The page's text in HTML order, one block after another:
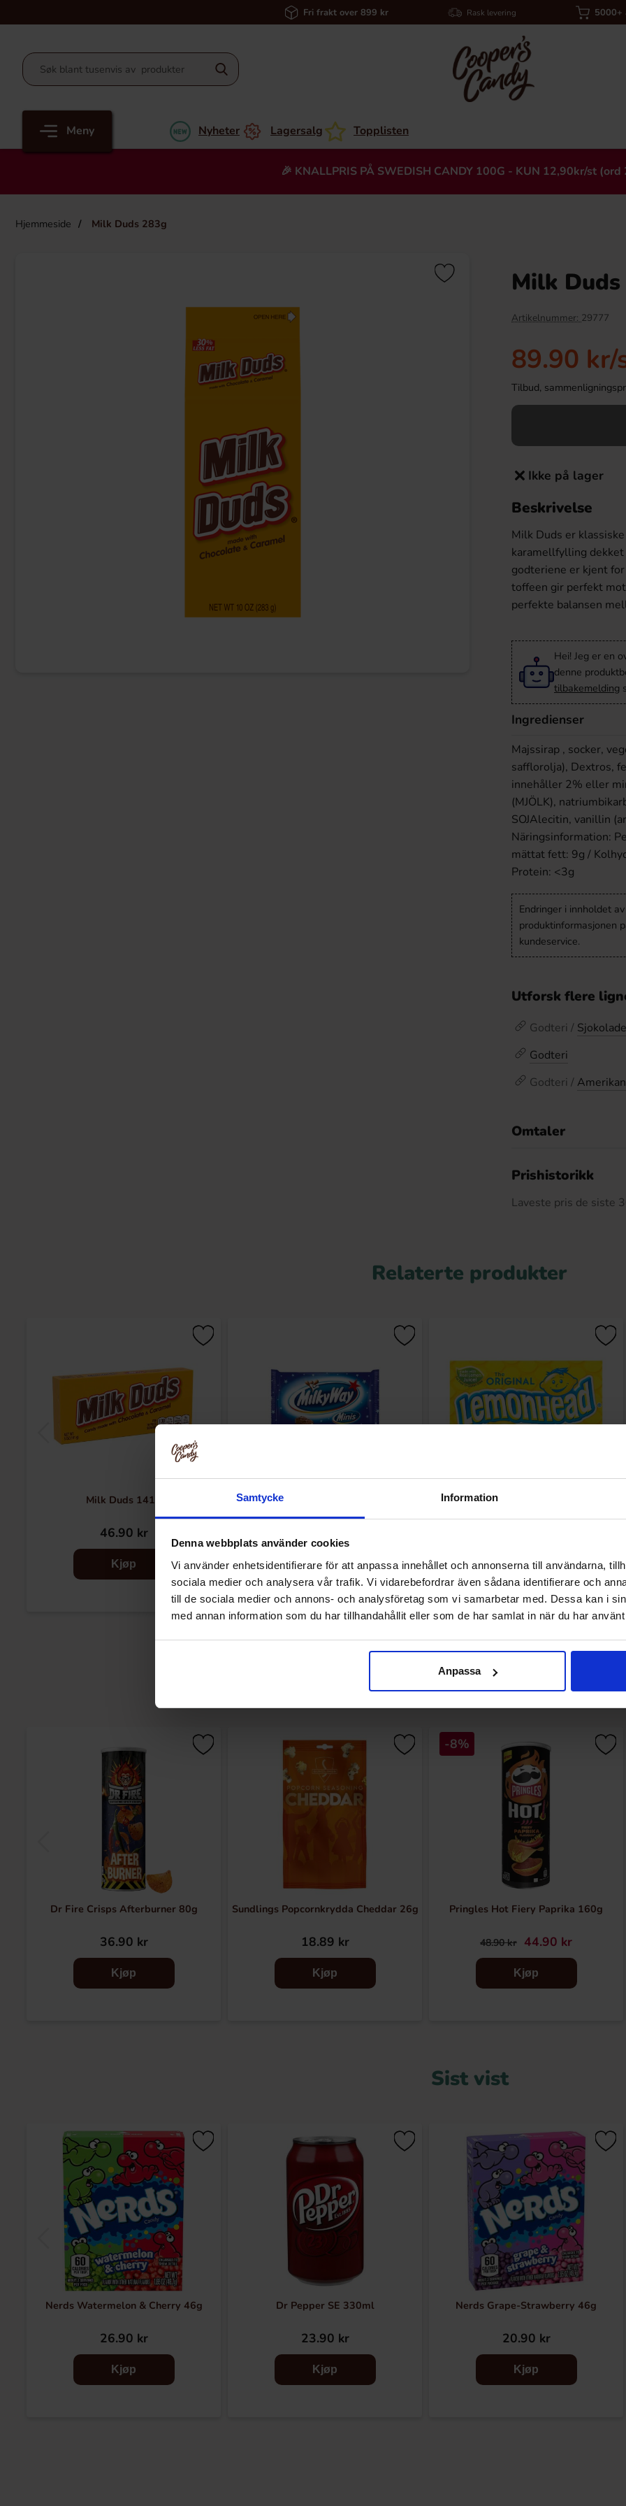
Samtycke Information
Denna webbplats använder cookies
Vi använder enhetsidentifierare för att anpassa innehållet och annonserna till användarna,
sociala medier och analysera vår trafik. Vi vidarebefordrar även sådana identifierare och
till de sociala medier och annons- och analysföretag som vi samarbetar med. Dessa kan i
med annan information som du har tillhandahållit eller som de har samlat in när du har
Anpassa
Fri frakt over 899 kr Rask levering 5000+
Meny Nyheter Lagersalg Topplisten
🎉 KNALLPRIS PÅ SWEDISH CANDY 100G - KUN 12,90kr/st (ord
Hjemmeside Milk Duds 283g
Heading
Tyrkisk Peber Super Salty 80g
19.91 kr
Sour Busters Triple Slime 45ml (1st)
24.90 kr
Milk Duds
Artikelnummer: 29777
89.90 kr/
Tilbud,
Ikke på lager
Beskrivelse
Milk Duds er
karamellfylling
godteriene er kjent
toffeen gir perfekt
perfekte balansen
Hei! Jeg er en
denne
tilbakemelding
Ingredienser
Majssirap , socker,
safflorolja), Dextros,
innehåller 2% eller
(MJÖLK),
SOJAlecitin, vanillin
Näringsinformation:
mättat fett: 9g /
Protein: <3g
Endringer i innholdet
produktinformasjonen
kundeservice.
Utforsk flere
Godteri / Sjokolade
Godteri
Godteri /
Omtaler
Prishistorikk
Laveste pris de siste
Relaterte produkter
Milk Duds 141g
46.90 kr
Kjøp
Milky Way Minis 333g
Kjøp
Lemonheads 141g
Kjøp
Andre kjøpte også
Dr Fire Crisps Afterburner 80g
36.90 kr
Kjøp
Sundlings Popcornkrydda Cheddar 26g
18.89 kr
Kjøp
-8%
Pringles Hot Fiery Paprika 160g
48.90 kr 44.90 kr
Kjøp
Sist vist
Nerds Watermelon & Cherry 46g
26.90 kr
Kjøp
Dr Pepper SE 330ml
23.90 kr
Kjøp
Nerds Grape-Strawberry 46g
20.90 kr
Kjøp